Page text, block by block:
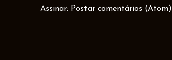
Assinar: Postar comentários (Atom)